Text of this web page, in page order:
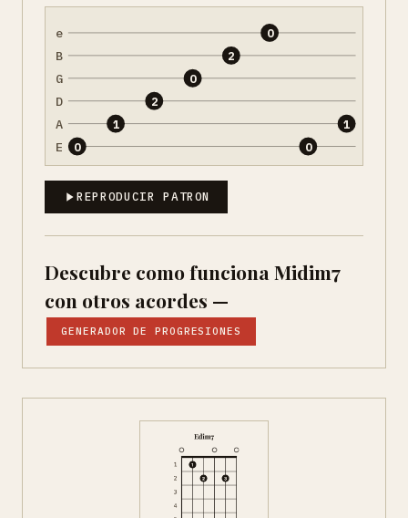
e
B
G
D
A
E 0
1
2
0
2
0
0
1
REPRODUCIR PATRON
Descubre como funciona Midim7
con otros acordes —
GENERADOR DE PROGRESIONES